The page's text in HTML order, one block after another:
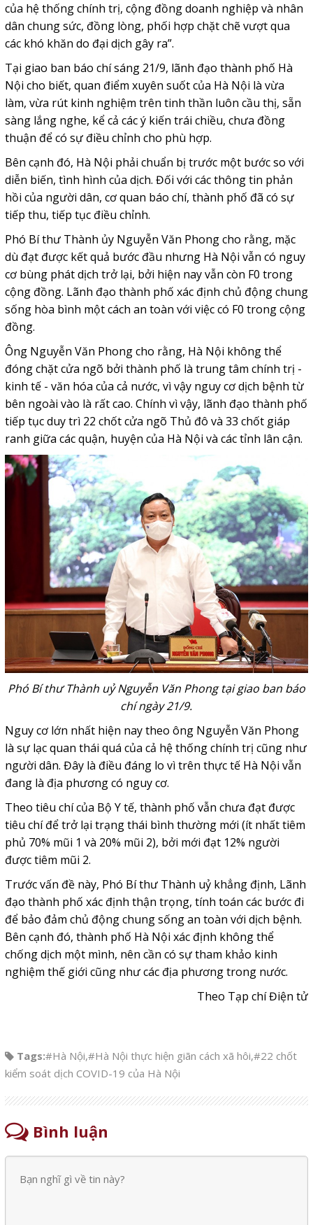
của hệ thống chính trị, cộng đồng doanh nghiệp và nhân
dân chung sức, đồng lòng, phối hợp chặt chẽ vượt qua
các khó khăn do đại dịch gây ra”.
Tại giao ban báo chí sáng 21/9, lãnh đạo thành phố Hà
Nội cho biết, quan điểm xuyên suốt của Hà Nội là vừa
làm, vừa rút kinh nghiệm trên tinh thần luôn cầu thị, sẵn
sàng lắng nghe, kể cả các ý kiến trái chiều, chưa đồng
thuận để có sự điều chỉnh cho phù hợp.
Bên cạnh đó, Hà Nội phải chuẩn bị trước một bước so với
diễn biến, tình hình của dịch. Đối với các thông tin phản
hồi của người dân, cơ quan báo chí, thành phố đã có sự
tiếp thu, tiếp tục điều chỉnh.
Phó Bí thư Thành ủy Nguyễn Văn Phong cho rằng, mặc
dù đạt được kết quả bước đầu nhưng Hà Nội vẫn có nguy
cơ bùng phát dịch trở lại, bởi hiện nay vẫn còn F0 trong
cộng đồng. Lãnh đạo thành phố xác định chủ động chung
sống hòa bình một cách an toàn với việc có F0 trong cộng
đồng.
Ông Nguyễn Văn Phong cho rằng, Hà Nội không thể
đóng chặt cửa ngõ bởi thành phố là trung tâm chính trị -
kinh tế - văn hóa của cả nước, vì vậy nguy cơ dịch bệnh từ
bên ngoài vào là rất cao. Chính vì vậy, lãnh đạo thành phố
tiếp tục duy trì 22 chốt cửa ngõ Thủ đô và 33 chốt giáp
ranh giữa các quận, huyện của Hà Nội và các tỉnh lân cận.
Phó Bí thư Thành uỷ Nguyễn Văn Phong tại giao ban báo
chí ngày 21/9.
Nguy cơ lớn nhất hiện nay theo ông Nguyễn Văn Phong
là sự lạc quan thái quá của cả hệ thống chính trị cũng như
người dân. Đây là điều đáng lo vì trên thực tế Hà Nội vẫn
đang là địa phương có nguy cơ.
Theo tiêu chí của Bộ Y tế, thành phố vẫn chưa đạt được
tiêu chí để trở lại trạng thái bình thường mới (ít nhất tiêm
phủ 70% mũi 1 và 20% mũi 2), bởi mới đạt 12% người
được tiêm mũi 2.
Trước vấn đề này, Phó Bí thư Thành uỷ khẳng định, Lãnh
đạo thành phố xác định thận trọng, tính toán các bước đi
để bảo đảm chủ động chung sống an toàn với dịch bệnh.
Bên cạnh đó, thành phố Hà Nội xác định không thể
chống dịch một mình, nên cần có sự tham khảo kinh
nghiệm thế giới cũng như các địa phương trong nước.
Theo Tạp chí Điện tử
Tags:#Hà Nội,#Hà Nội thực hiện giãn cách xã hôi,#22 chốt
kiểm soát dịch COVID-19 của Hà Nội
Bình luận